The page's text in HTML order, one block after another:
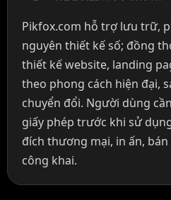
Pikfox.com hỗ trợ lưu trữ,
nguyên thiết kế số; đồng
thiết kế website, landing
theo phong cách hiện đại,
chuyển đổi. Người dùng
giấy phép trước khi sử
đích thương mại, in ấn,
công khai.